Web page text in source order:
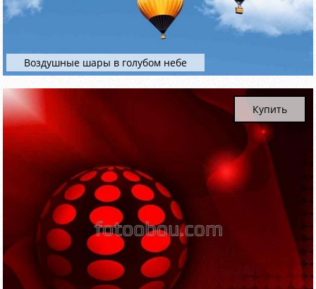
Воздушные шары в голубом небе
Купить